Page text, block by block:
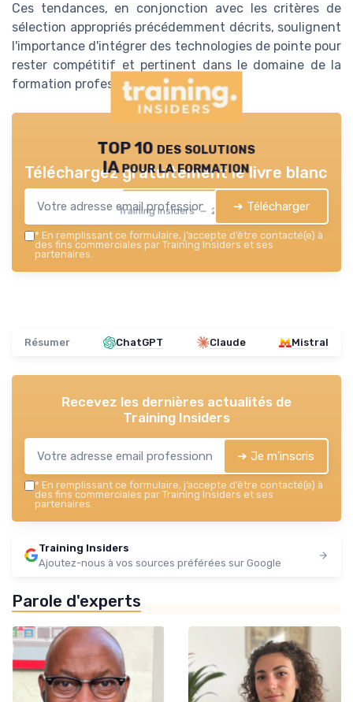
Ces tendances, en conjonction avec les critères de
sélection appropriés précédemment décrits, soulignent
l'importance d'intégrer des technologies de pointe pour
rester compétitif et pertinent dans le domaine de la
formation professionnelle.
TOP 10 des solutions
IA pour la formation
Training Insiders — 2026
Téléchargez gratuitement le livre blanc
➔ Télécharger
* En remplissant ce formulaire, j’accepte d’être contacté(e) à
des fins commerciales par Training Insiders et ses
partenaires.
Résumer ChatGPT Claude Mistral
Recevez les dernières actualités de
Training Insiders
➔ Je m'inscris
* En remplissant ce formulaire, j’accepte d’être contacté(e) à
des fins commerciales par Training Insiders et ses
partenaires.
Training Insiders
Ajoutez-nous à vos sources préférées sur Google
Parole d'experts